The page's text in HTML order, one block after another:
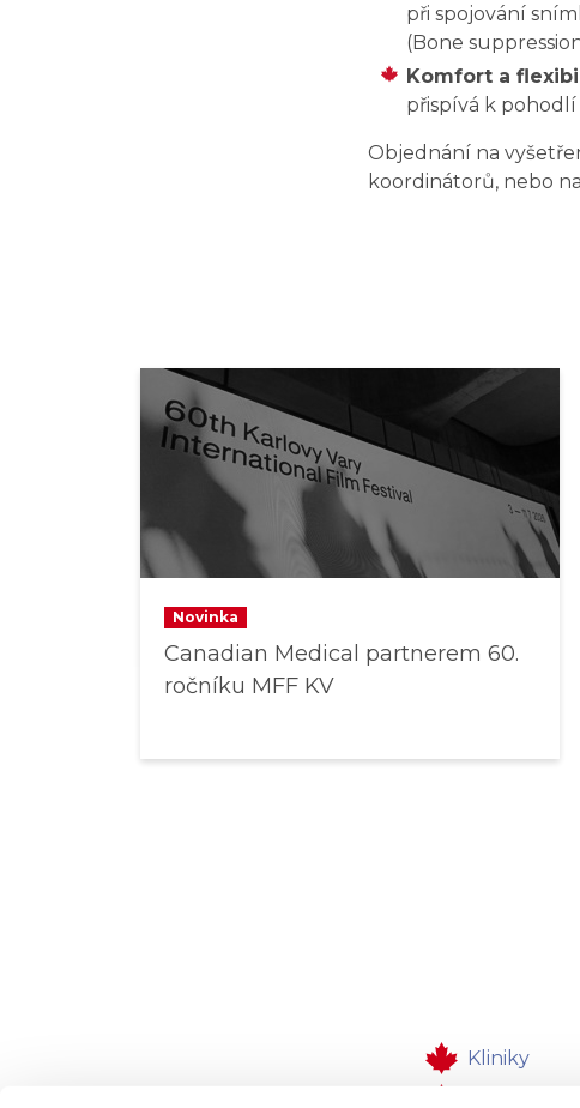
při spojování
(Bone
Komfort a
přispívá k
Objednání na
koordinátorů, nebo
Novinka
Canadian Medical partnerem 60.
ročníku MFF KV
Kliniky